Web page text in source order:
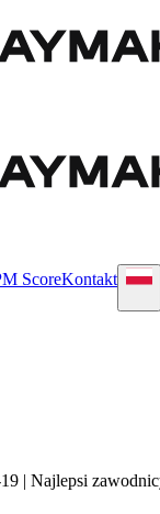
ScoreKontakt
| Najlepsi